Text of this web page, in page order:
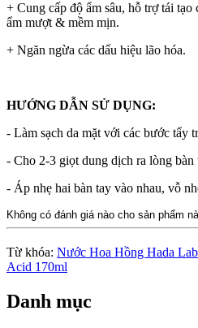
+ Cung cấp độ ẩm sâu, hỗ trợ tái
ẩm mượt & mềm mịn.
+ Ngăn ngừa các dấu hiệu lão hóa.
HƯỚNG DẪN SỬ DỤNG:
- Làm sạch da mặt với các bước tẩy
- Cho 2-3 giọt dung dịch ra lòng bàn
- Áp nhẹ hai bàn tay vào nhau, vỗ
Không có đánh giá nào cho sản phẩm
Từ khóa: Nước Hoa Hồng Hada
Acid 170ml
Danh mục